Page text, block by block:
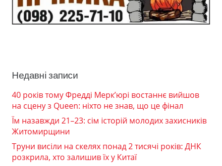
Недавні записи
40 років тому Фредді Мерк’юрі востаннє вийшов
на сцену з Queen: ніхто не знав, що це фінал
Їм назавжди 21–23: сім історій молодих захисників
Житомирщини
Труни висіли на скелях понад 2 тисячі років: ДНК
розкрила, хто залишив їх у Китаї